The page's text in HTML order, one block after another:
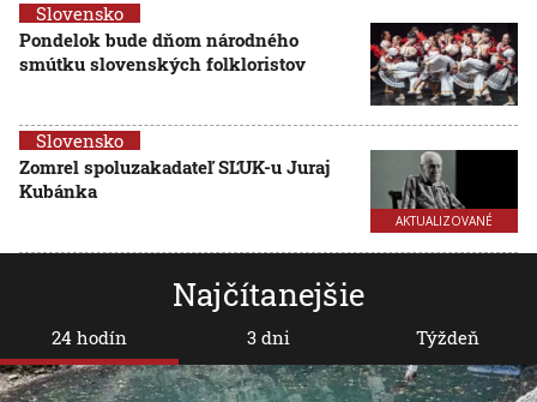
Slovensko
Pondelok bude dňom národného
smútku slovenských folkloristov
AKTUALIZOVANÉ
Slovensko
Zomrel spoluzakadateľ SĽUK-u Juraj
Kubánka
Najčítanejšie
24 hodín 3 dni Týždeň